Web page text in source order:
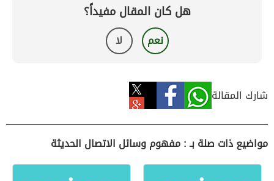
هل كان المقال مفيداً؟
نعم لا
شارك المقالة
مواضيع ذات صلة بـ : مفهوم وسائل الاتصال الحديثة